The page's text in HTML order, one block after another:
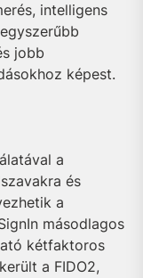
intelligens
jobb
képest.
a
és
a
másodlagos
kétfaktoros
a FIDO2,